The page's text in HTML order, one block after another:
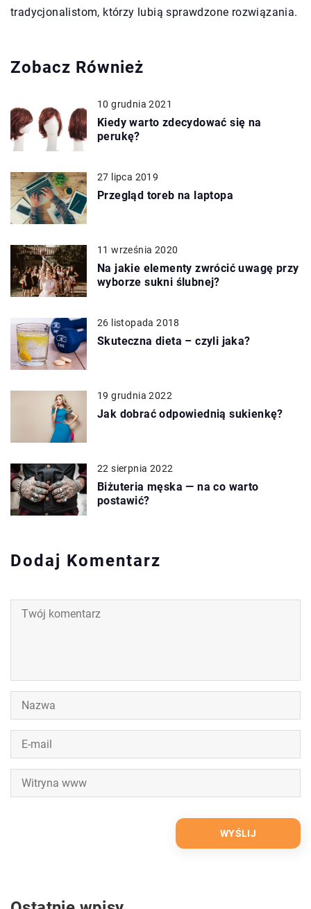
tradycjonalistom, którzy lubią sprawdzone rozwiązania.
Zobacz Również
10 grudnia 2021
Kiedy warto zdecydować się na
perukę?
27 lipca 2019
Przegląd toreb na laptopa
11 września 2020
Na jakie elementy zwrócić uwagę przy
wyborze sukni ślubnej?
26 listopada 2018
Skuteczna dieta – czyli jaka?
19 grudnia 2022
Jak dobrać odpowiednią sukienkę?
22 sierpnia 2022
Biżuteria męska — na co warto
postawić?
Dodaj Komentarz